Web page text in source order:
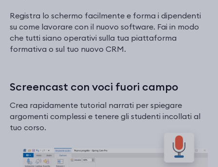
Registra lo schermo facilmente e forma i dipendenti
su come lavorare con il nuovo software. Fai in modo
che tutti siano operativi sulla tua piattaforma
formativa o sul tuo nuovo CRM.
Screencast con voci fuori campo
Crea rapidamente tutorial narrati per spiegare
argomenti complessi e tenere gli studenti incollati al
tuo corso.